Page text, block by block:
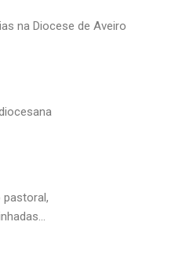
na Diocese de Aveiro
pastoral,